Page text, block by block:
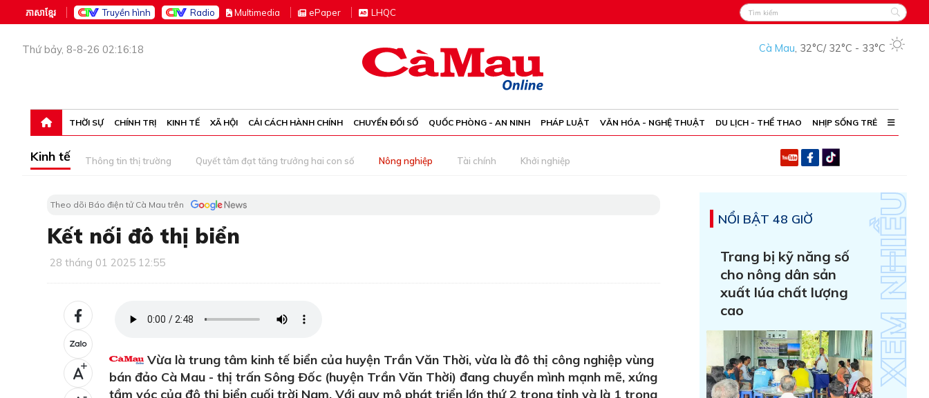
ភាសាខ្មែរ Truyền hình Radio Multimedia ePaper LHQC
Thứ bảy, 8-8-26 02:16:18 Cà Mau, 32°C/ 32°C - 33°C
THỜI SỰ CHÍNH TRỊ KINH TẾ XÃ HỘI CẢI CÁCH HÀNH CHÍNH CHUYỂN ĐỔI SỐ QUỐC PHÒNG - AN NINH PHÁP LUẬT VĂN HÓA - NGHỆ THUẬT DU LỊCH - THỂ THAO NHỊP SỐNG TRẺ
Kinh tế Thông tin thị trường Quyết tâm đạt tăng trưởng hai con số Nông nghiệp Tài chính Khởi nghiệp
Theo dõi Báo điện tử Cà Mau trên
Kết nối đô thị biển
28 tháng 01 2025 12:55
+
-
Vừa là trung tâm kinh tế biển của huyện Trần Văn Thời, vừa là đô thị công nghiệp vùng
bán đảo Cà Mau - thị trấn Sông Ðốc (huyện Trần Văn Thời) đang chuyển mình mạnh mẽ, xứng
tầm vóc của đô thị biển cuối trời Nam. Với quy mô phát triển lớn thứ 2 trong tỉnh và là 1 trong
NỔI BẬT 48 GIỜ
Trang bị kỹ năng số
cho nông dân sản
xuất lúa chất lượng
cao